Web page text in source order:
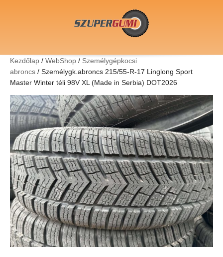
Kezdőlap / WebShop / Személygépkocsi
abroncs / Személygk.abroncs 215/55-R-17 Linglong Sport
Master Winter téli 98V XL (Made in Serbia) DOT2026